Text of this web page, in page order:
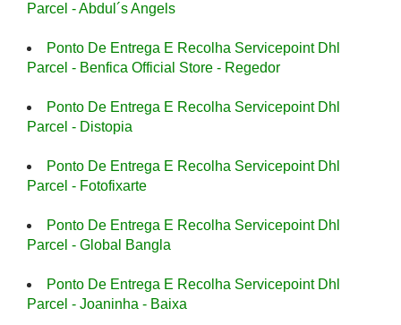
Parcel - Abdul´s Angels
Ponto De Entrega E Recolha Servicepoint Dhl
Parcel - Benfica Official Store - Regedor
Ponto De Entrega E Recolha Servicepoint Dhl
Parcel - Distopia
Ponto De Entrega E Recolha Servicepoint Dhl
Parcel - Fotofixarte
Ponto De Entrega E Recolha Servicepoint Dhl
Parcel - Global Bangla
Ponto De Entrega E Recolha Servicepoint Dhl
Parcel - Joaninha - Baixa